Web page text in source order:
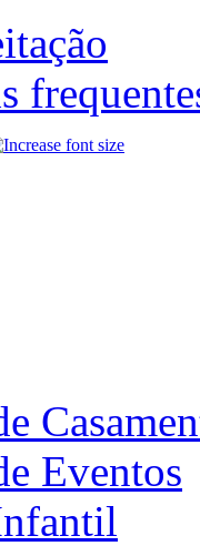
Eventos